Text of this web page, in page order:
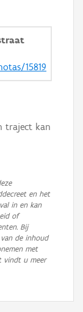
15819
traject kan
en het
in en kan
of
Bij
de inhoud
met
vindt u meer